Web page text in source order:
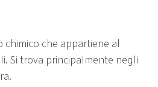
chimico che appartiene al
Si trova principalmente negli